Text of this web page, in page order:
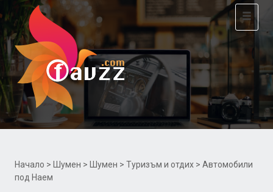
Toggle
Начало > Шумен > Шумен > Туризъм и отдих > Автомобили
под Наем